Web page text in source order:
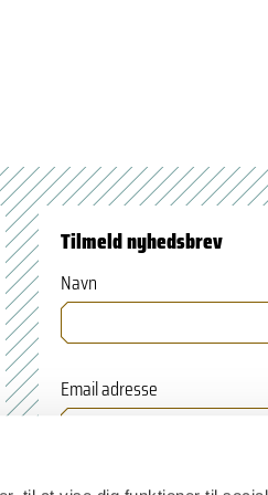
Tilmeld nyhedsbrev
Navn
Email adresse